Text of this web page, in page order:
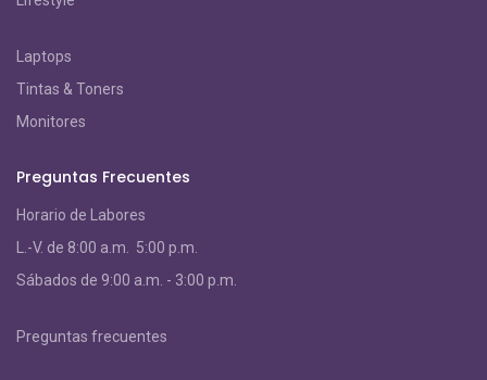
Laptops
Tintas & Toners
Monitores
Preguntas Frecuentes
Horario de Labores
L.-V. de 8:00 a.m. 5:00 p.m.
Sábados de 9:00 a.m. - 3:00 p.m.
Preguntas frecuentes